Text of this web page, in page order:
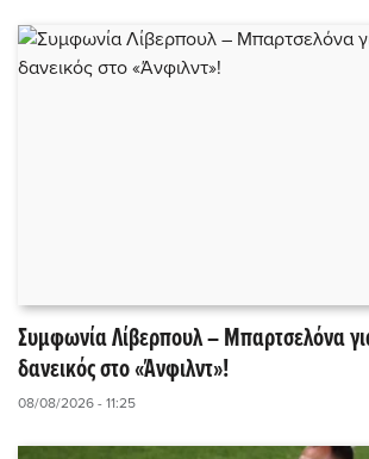
Συμφωνία Λίβερπουλ – Μπαρτσελόνα
δανεικός στο «Άνφιλντ»!
08/08/2026 - 11:25